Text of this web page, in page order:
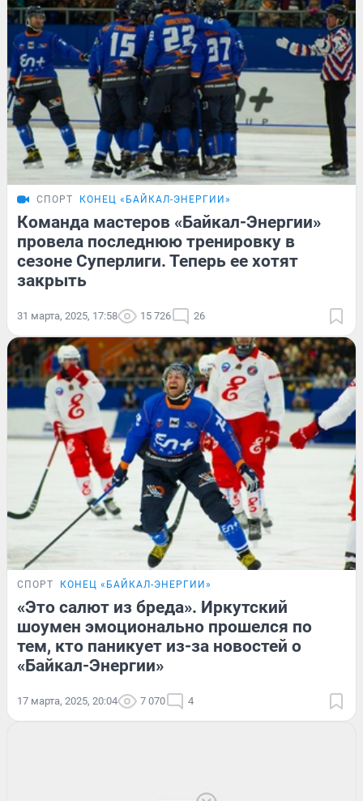
СПОРТ КОНЕЦ «БАЙКАЛ-ЭНЕРГИИ»
Команда мастеров «Байкал-Энергии»
провела последнюю тренировку в
сезоне Суперлиги. Теперь ее хотят
закрыть
31 марта, 2025, 17:58 15 726 26
СПОРТ КОНЕЦ «БАЙКАЛ-ЭНЕРГИИ»
«Это салют из бреда». Иркутский
шоумен эмоционально прошелся по
тем, кто паникует из-за новостей о
«Байкал-Энергии»
17 марта, 2025, 20:04 7 070 4